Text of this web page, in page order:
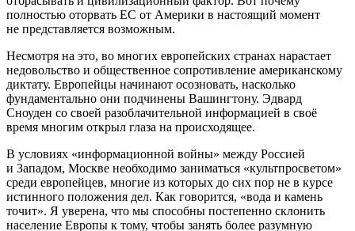
полностью оторвать ЕС от Америки в настоящий момент
не представляется возможным.
Несмотря на это, во многих европейских странах нарастает
недовольство и общественное сопротивление американскому
диктату. Европейцы начинают осозновать, насколько
фундаментально они подчинены Вашингтону. Эдвард
Сноуден со своей разоблачительной информацией в своё
время многим открыл глаза на происходящее.
В условиях «информационной войны» между Россией
и Западом, Москве необходимо заниматься «культпросветом»
среди европейцев, многие из которых до сих пор не в курсе
истинного положения дел. Как говорится, «вода и камень
точит». Я уверена, что мы способны постепенно склонить
население Европы к тому, чтобы занять более разумную